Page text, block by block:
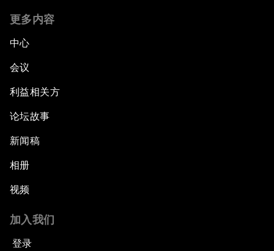
更多内容
中心
会议
利益相关方
论坛故事
新闻稿
相册
视频
加入我们
登录